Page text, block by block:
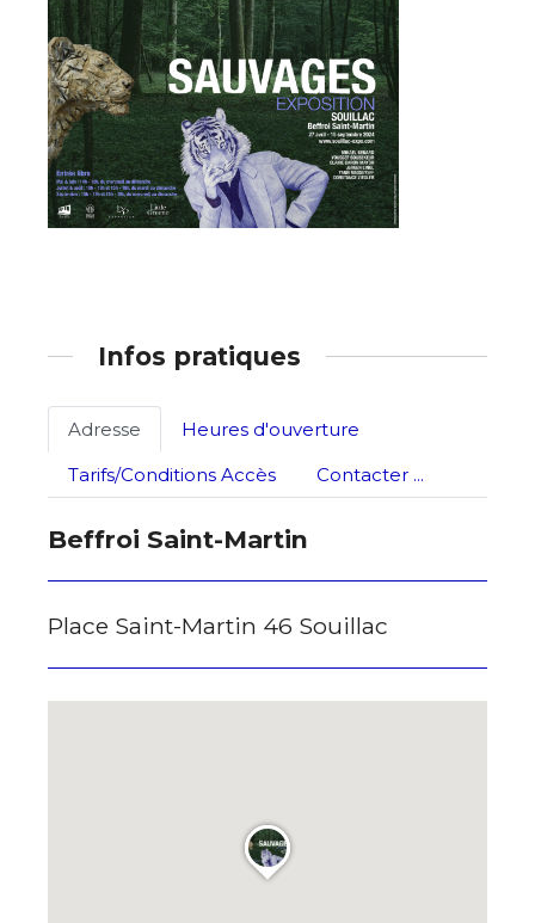
Adresse email*
J'accepte lestermes et conditions
Adresse email*
Nom
Statut / Organisation
Infos pratiques
Adresse
Heures d'ouverture
Tarifs/Conditions Accès
Contacter ...
Beffroi Saint-Martin
Place Saint-Martin 46 Souillac